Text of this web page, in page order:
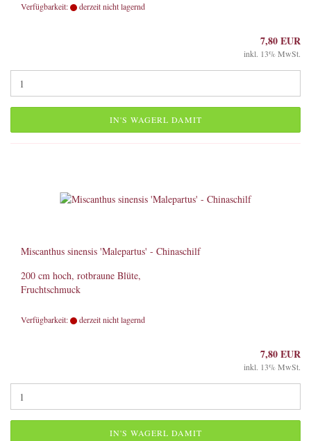
Verfügbarkeit: derzeit nicht lagernd
7,80 EUR
inkl. 13% MwSt.
IN'S WAGERL DAMIT
Miscanthus sinensis 'Malepartus' - Chinaschilf
200 cm hoch, rotbraune Blüte,
Fruchtschmuck
Verfügbarkeit: derzeit nicht lagernd
7,80 EUR
inkl. 13% MwSt.
IN'S WAGERL DAMIT